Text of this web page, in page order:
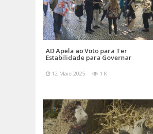
AD Apela ao Voto para Ter
Estabilidade para Governar
12 Maio 2025 1 K